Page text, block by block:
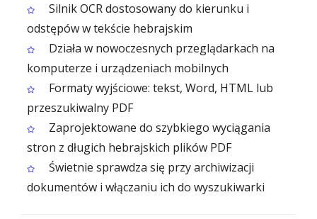
Silnik OCR dostosowany do kierunku i
odstępów w tekście hebrajskim
Działa w nowoczesnych przeglądarkach na
komputerze i urządzeniach mobilnych
Formaty wyjściowe: tekst, Word, HTML lub
przeszukiwalny PDF
Zaprojektowane do szybkiego wyciągania
stron z długich hebrajskich plików PDF
Świetnie sprawdza się przy archiwizacji
dokumentów i włączaniu ich do wyszukiwarki